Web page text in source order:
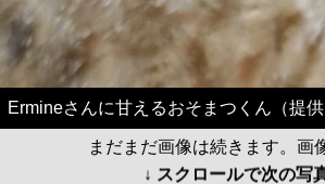
Ermineさんに甘えるおそまつくん（提供
まだまだ画像は続きます。画
↓ スクロールで次の写